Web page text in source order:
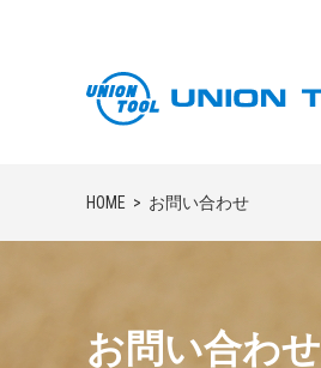
HOME お問い合わせ
お問い合わせ